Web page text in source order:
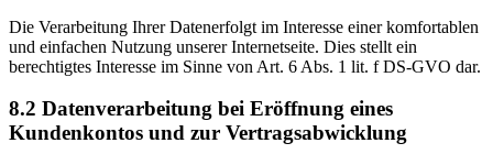
Die Verarbeitung Ihrer Datenerfolgt im Interesse einer komfortablen
und einfachen Nutzung unserer Internetseite. Dies stellt ein
berechtigtes Interesse im Sinne von Art. 6 Abs. 1 lit. f DS-GVO dar.
8.2 Datenverarbeitung bei Eröffnung eines
Kundenkontos und zur Vertragsabwicklung